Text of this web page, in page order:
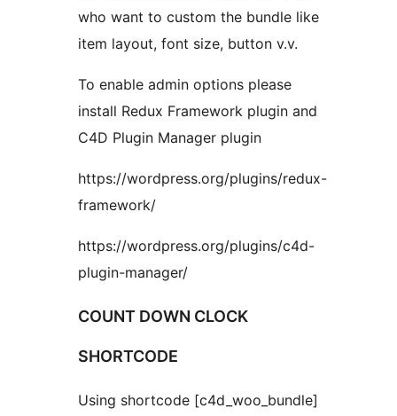
who want to custom the bundle like
item layout, font size, button v.v.
To enable admin options please
install Redux Framework plugin and
C4D Plugin Manager plugin
https://wordpress.org/plugins/redux-
framework/
https://wordpress.org/plugins/c4d-
plugin-manager/
COUNT DOWN CLOCK
SHORTCODE
Using shortcode [c4d_woo_bundle]